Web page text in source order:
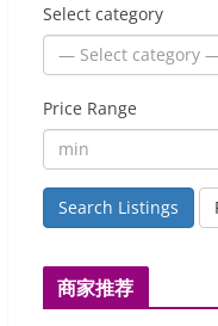
Select category
Price Range
Search Listings
商家推荐